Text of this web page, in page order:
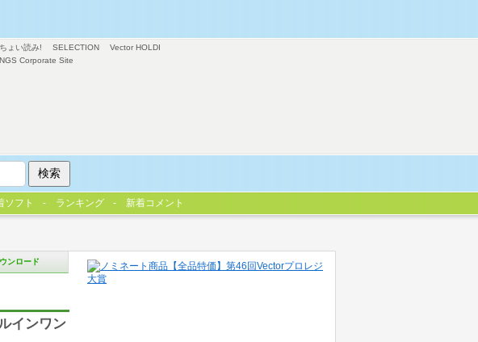
ンロード
インワン
ちょい読み! SELECTION
Vector HOLDI
NGS Corporate Site
ソフト ランキング 新着コメント